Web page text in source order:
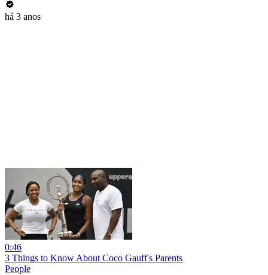
há 3 anos
0:46
3 Things to Know About Coco Gauff's Parents
People